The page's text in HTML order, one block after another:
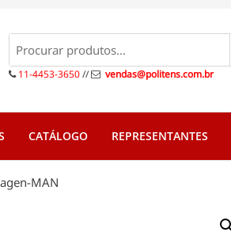
11-4453-3650// vendas@politens.com.br
CATÁLOGO REPRESENTANTES
MAN